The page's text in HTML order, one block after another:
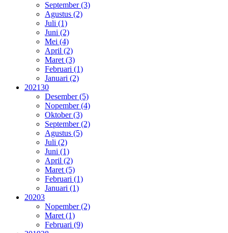
September (3)
Agustus (2)
Juli (1)
Juni (2)
Mei (4)
April (2)
Maret (3)
Februari (1)
Januari (2)
202130
Desember (5)
Nopember (4)
Oktober (3)
September (2)
Agustus (5)
Juli (2)
Juni (1)
April (2)
Maret (5)
Februari (1)
Januari (1)
20203
Nopember (2)
Maret (1)
Februari (9)